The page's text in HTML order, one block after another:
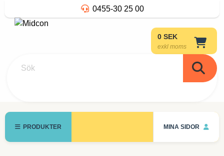
0455-30 25 00
0 SEK
exkl moms
Sök
PRODUKTER MINA SIDOR